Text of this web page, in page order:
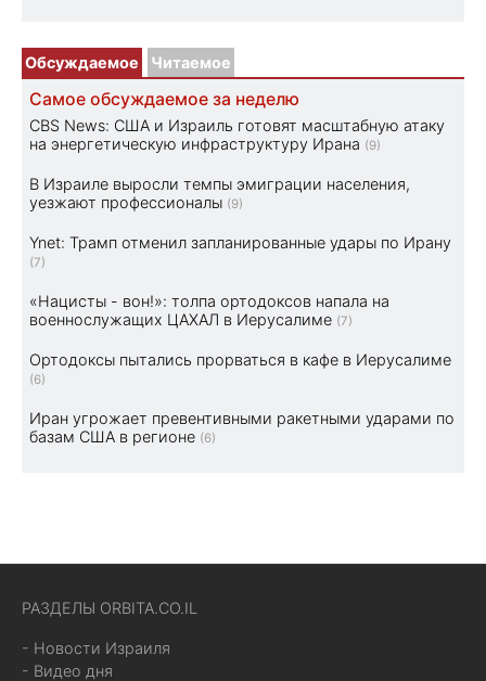
Обсуждаемое Читаемое
Самое обсуждаемое за неделю
CBS News: США и Израиль готовят масштабную атаку
на энергетическую инфраструктуру Ирана (9)
В Израиле выросли темпы эмиграции населения,
уезжают профессионалы (9)
Ynet: Трамп отменил запланированные удары по Ирану
(7)
«Нацисты - вон!»: толпа ортодоксов напала на
военнослужащих ЦАХАЛ в Иерусалиме (7)
Ортодоксы пытались прорваться в кафе в Иерусалиме
(6)
Иран угрожает превентивными ракетными ударами по
базам США в регионе (6)
РАЗДЕЛЫ ORBITA.CO.IL
- Новости Израиля
- Видео дня